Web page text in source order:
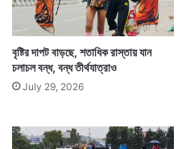
বৃষ্টির দাপট বাড়ছে, শতাধিক রাস্তায় যান
চলাচল বন্ধ, বন্ধ তীর্থযাত্রাও
July 29, 2026